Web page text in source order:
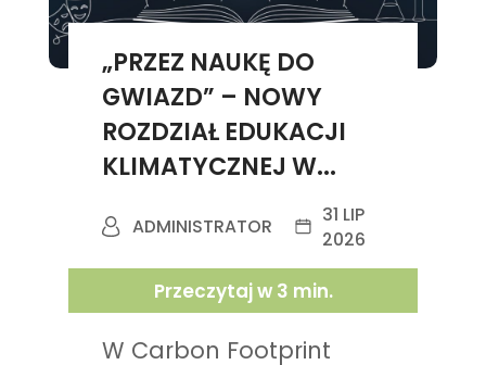
„PRZEZ NAUKĘ DO
GWIAZD” – NOWY
ROZDZIAŁ EDUKACJI
KLIMATYCZNEJ W...
ADMINISTRATOR
31 LIP
2026
Przeczytaj w 3 min.
W Carbon Footprint